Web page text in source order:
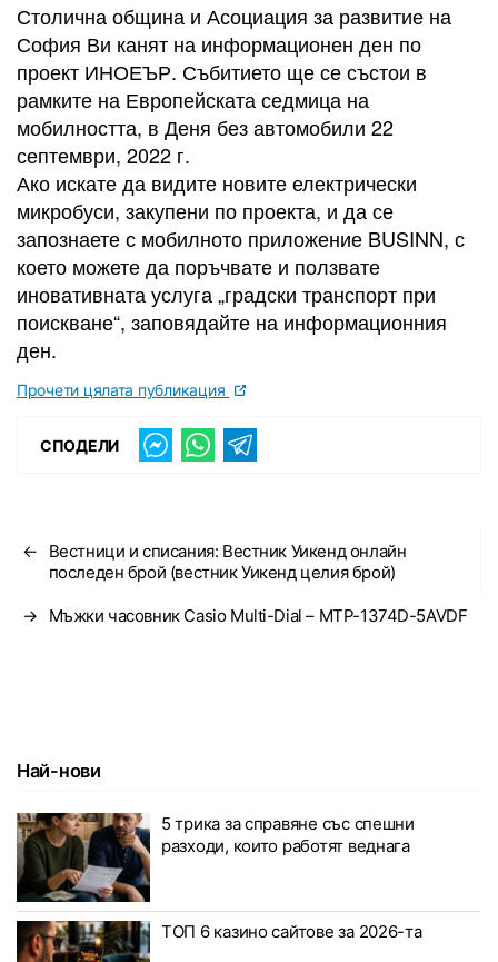
Столична община и Асоциация за развитие на
София Ви канят на информационен ден по
проект ИНОЕЪР. Събитието ще се състои в
рамките на Европейската седмица на
мобилността, в Деня без автомобили 22
септември, 2022 г.
Ако искате да видите новите електрически
микробуси, закупени по проекта, и да се
запознаете с мобилното приложение BUSINN, с
което можете да поръчвате и ползвате
иновативната услуга „градски транспорт при
поискване“, заповядайте на информационния
ден.
Прочети цялата публикация
СПОДЕЛИ
←
Вестници и списания: Вестник Уикенд онлайн
последен брой (вестник Уикенд целия брой)
→ Мъжки часовник Casio Multi-Dial – MTP-1374D-5AVDF
Най-нови
5 трика за справяне със спешни
разходи, които работят веднага
ТОП 6 казино сайтове за 2026-та